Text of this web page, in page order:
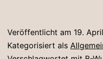
Veröffentlicht am 19.
Kategorisiert als